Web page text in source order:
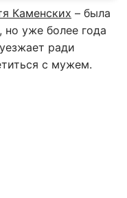
Каменских – была
но уже более года
ради
с мужем.